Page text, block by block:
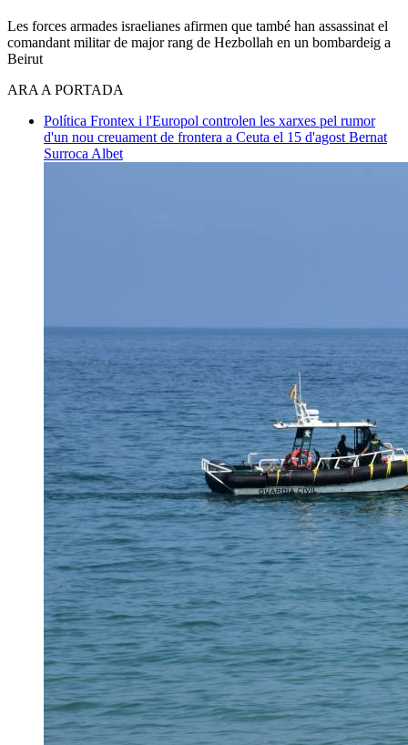
Les forces armades israelianes afirmen que també han assassinat el
comandant militar de major rang de Hezbollah en un bombardeig a
Beirut
ARA A PORTADA
Política Frontex i l'Europol controlen les xarxes pel rumor
d'un nou creuament de frontera a Ceuta el 15 d'agost Bernat
Surroca Albet